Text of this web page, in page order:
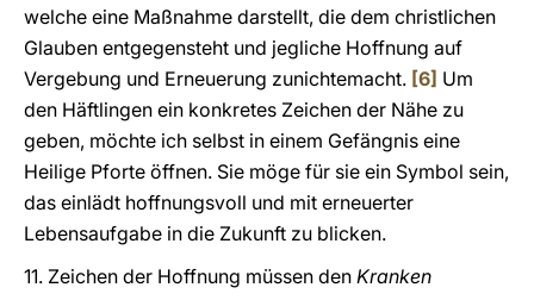
welche eine Maßnahme darstellt, die dem christlichen
Glauben entgegensteht und jegliche Hoffnung auf
Vergebung und Erneuerung zunichtemacht. [6] Um
den Häftlingen ein konkretes Zeichen der Nähe zu
geben, möchte ich selbst in einem Gefängnis eine
Heilige Pforte öffnen. Sie möge für sie ein Symbol sein,
das einlädt hoffnungsvoll und mit erneuerter
Lebensaufgabe in die Zukunft zu blicken.
11. Zeichen der Hoffnung müssen den Kranken